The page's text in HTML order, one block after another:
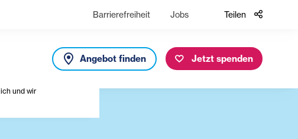
Barrierefreiheit Jobs Teilen
Angebot finden Jetzt spenden
ich und wir